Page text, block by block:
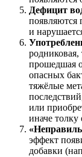
Дефицит
появляются
и
родниковая,
прошедшая
опасных
тяжёлые
или
иначе толку
эффект
добавки